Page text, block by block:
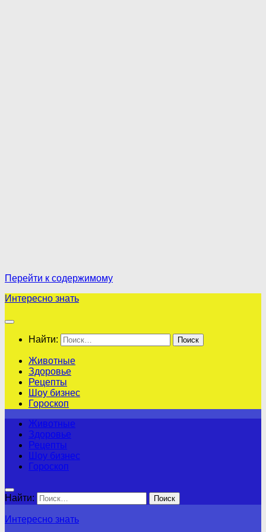
Перейти к содержимому
Интересно знать
Найти:
Животные
Здоровье
Рецепты
Шоу бизнес
Гороскоп
Животные
Здоровье
Рецепты
Шоу бизнес
Гороскоп
Найти:
Интересно знать